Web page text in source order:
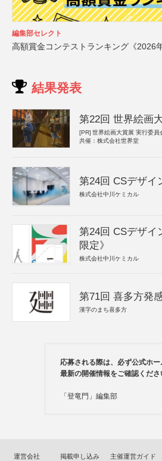
編集部セレクト
高額賞金コンテストランキング《2026年
結果発表
第22回 世界絵画
[PR] 世界絵画大賞展 実行委員
共催：株式会社世界堂
第24回 CSデザイ
株式会社中川ケミカル
第24回 CSデザイ
限定》
株式会社中川ケミカル
第71回 喜多方発
漢字のまち喜多方
応募される際は、必ず公式ホー
最新の開催情報をご確認くださ
「登竜門」編集部
運営会社 掲載申し込み 主催運営ガイド